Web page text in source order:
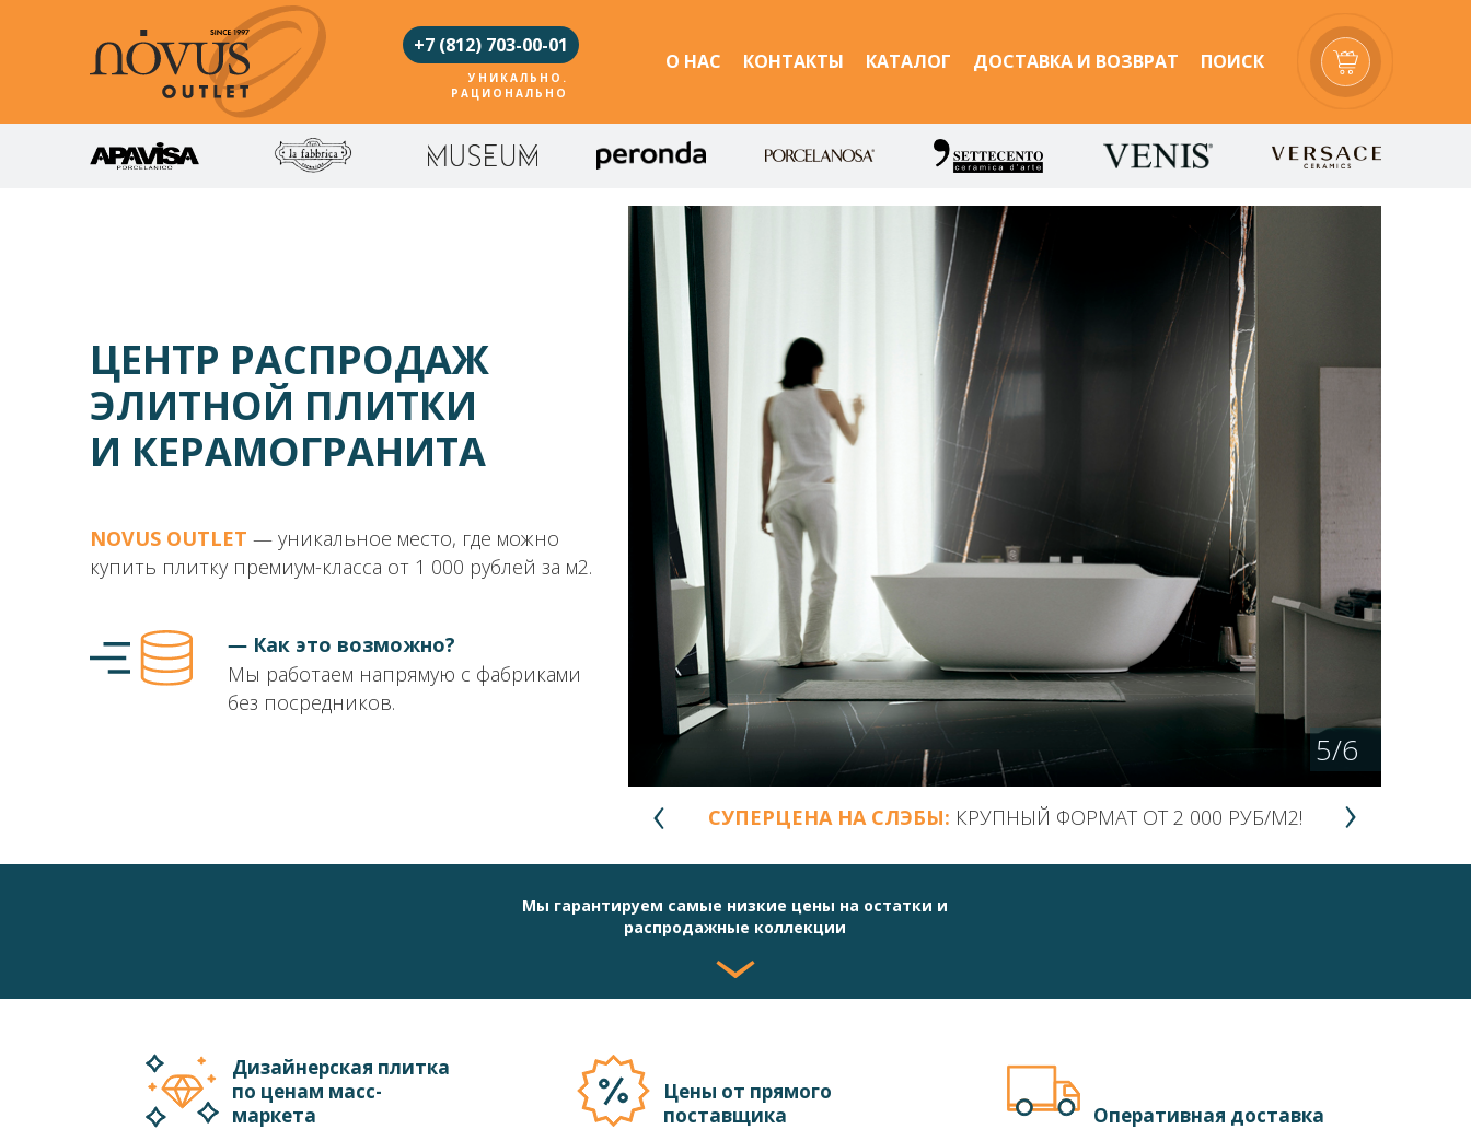
+7 (812) 703-00-01
УНИКАЛЬНО.
РАЦИОНАЛЬНО
О НАС КОНТАКТЫ КАТАЛОГ ДОСТАВКА И ВОЗВРАТ ПОИСК
ЦЕНТР РАСПРОДАЖ
ЭЛИТНОЙ ПЛИТКИ
И КЕРАМОГРАНИТА
NOVUS OUTLET ― уникальное место, где можно
купить плитку премиум-класса от 1 000 рублей за м2.
― Как это возможно?
Мы работаем напрямую с фабриками
без посредников.
СУПЕРЦЕНА НА СЛЭБЫ: КРУПНЫЙ ФОРМАТ ОТ 2 000 РУБ/М2!
5/6
Мы гарантируем самые низкие цены на остатки и
распродажные коллекции
Дизайнерская плитка
по ценам масс-
маркета
Цены от прямого
поставщика
Оперативная доставка